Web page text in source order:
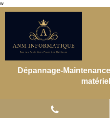
w
Dépannage-